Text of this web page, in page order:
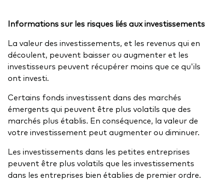
Informations sur les risques liés aux investissements
La valeur des investissements, et les revenus qui en
découlent, peuvent baisser ou augmenter et les
investisseurs peuvent récupérer moins que ce qu'ils
ont investi.
Certains fonds investissent dans des marchés
émergents qui peuvent être plus volatils que des
marchés plus établis. En conséquence, la valeur de
votre investissement peut augmenter ou diminuer.
Les investissements dans les petites entreprises
peuvent être plus volatils que les investissements
dans les entreprises bien établies de premier ordre.